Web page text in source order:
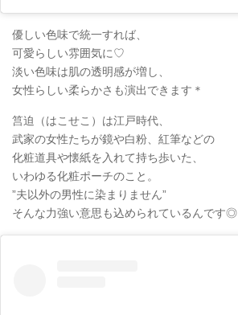
優しい色味で統一すれば、
可愛らしい雰囲気に♡
淡い色味は肌の透明感が増し、
女性らしい柔らかさも演出できます＊
筥迫（はこせこ）は江戸時代、
武家の女性たちが鏡や白粉、紅筆などの
化粧道具や懐紙を入れて持ち歩いた、
いわゆる化粧ポーチのこと。
”夫以外の男性に染まりません”
そんな力強い意思も込められているんです◎